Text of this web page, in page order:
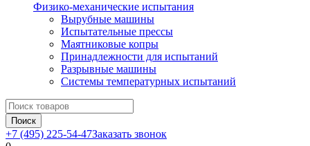
Физико-механические испытания
Вырубные машины
Испытательные прессы
Маятниковые копры
Принадлежности для испытаний
Разрывные машины
Системы температурных испытаний
Поиск
+7 (495) 225-54-47Заказать звонок